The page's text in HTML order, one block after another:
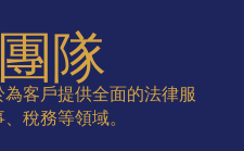
隊
客戶提供全面的法律服
稅務等領域。